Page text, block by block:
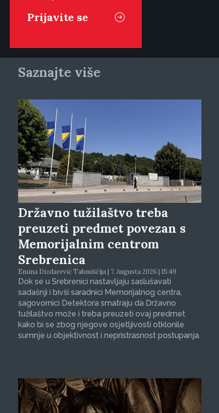
Saznajte više
Državno tužilaštvo treba
preuzeti predmet povezan s
Memorijalnim centrom
Srebrenica
Emina Dizdarević Tahmiščija | 7. Augusta 2026 | 15:49
Dok se u Srebrenici nastavljaju saslušavati
sadašnji i bivši saradnici Memorijalnog centra,
sagovornici Detektora smatraju da Državno
tužilaštvo može i treba preuzeti ovaj predmet
kako bi se zbog njegove osjetljivosti otklonile
sumnje u objektivnost i nepristrasnost postupanja.